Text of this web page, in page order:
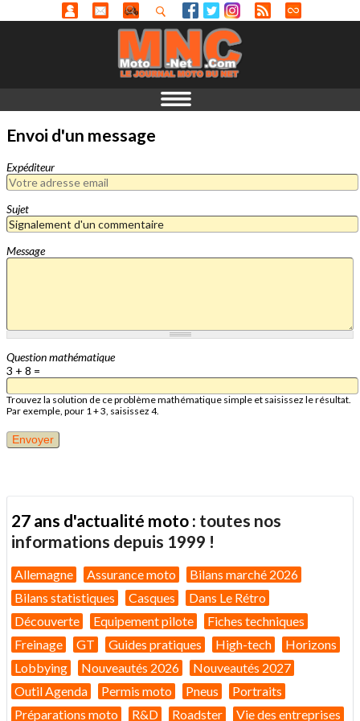
Envoi d'un message
Expéditeur
Sujet
Message
Question mathématique
3 + 8 =
Trouvez la solution de ce problème mathématique simple et saisissez le résultat.
Par exemple, pour 1 + 3, saisissez 4.
27 ans d'actualité moto : toutes nos
informations depuis 1999 !
Allemagne Assurance moto
Bilans marché 2026
Bilans statistiques
Casques
Dans Le Rétro
Découverte
Equipement pilote
Fiches techniques
Freinage
GT Guides pratiques High-tech
Horizons
Lobbying
Nouveautés 2026
Nouveautés 2027
Outil Agenda
Permis moto Pneus
Portraits
Préparations moto
R&D Roadster Vie des entreprises